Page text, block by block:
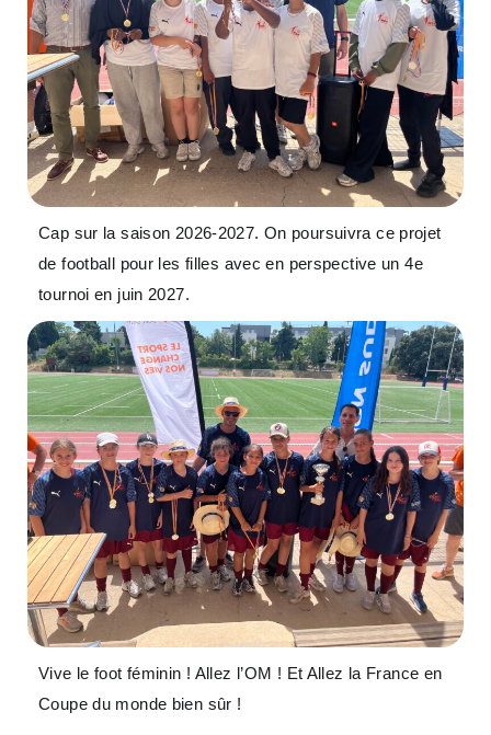
Cap sur la saison 2026-2027. On poursuivra ce projet
de football pour les filles avec en perspective un 4e
tournoi en juin 2027.
Vive le foot féminin ! Allez l’OM ! Et Allez la France en
Coupe du monde bien sûr !